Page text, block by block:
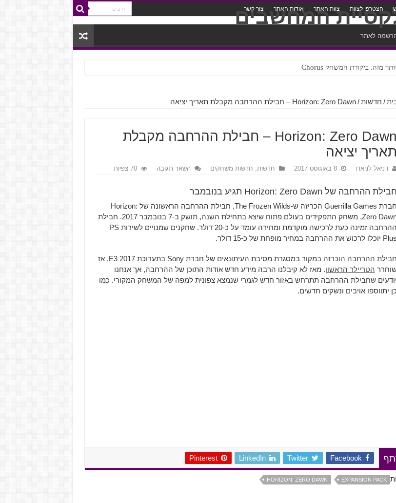
הצטרפו לצוות צוות האתר אודות האתר צור קשר
לאתר
/ חדשות / Horizon: Zero Dawn – חבילת ההרחבה מקבלת תאריך יציאה
Horizon: Zero Dawn – חבילת ההרחבה מקבלת
תאריך יציאה
דניאל לניאדו 8 באוגוסט 2017 חדשות, חדשות משחקים השאר תגובה 70 צפיות
חבילת ההרחבה של Horizon: Zero Dawn תגיע בנובמבר
חברת Guerrilla Games הכריזה ש-The Frozen Wilds, חבילת ההרחבה הראשונה של Horizon:
Zero Dawn, משחק התפקידים בעולם פתוח שיצא בתחילת השנה, תושק ב-7 בנובמבר 2017. חבילת
ההרחבה זמינה כעת לרכישה מוקדמת ומחירה עומד על כ-20 דולר. שחקנים שמנויים לשירות PS
Plus יוכלו לרכוש את ההרחבה במחיר מופחת של כ-15 דולר.
חבילת ההרחבה הוכרזה
במקור במסגרת מסיבת העיתונאים של חברת Sony בתערוכת E3 2017, אז
הטריילר הראשון. מאז לא קיבלנו הרבה מידע חדש אודות התוכן של ההרחבה, אך אנחנו
יודעים שחבילת ההרחבה תתרחש באזור חדש לגמרי שנמצא צפונית למפה של המשחק המקורי. כמו
כן יתווספו אויבים ונשקים חדשים.
Facebook
Twitter
LinkedIn
Pinterest
EXPANSION PACK
HORIZON: ZERO DAWN